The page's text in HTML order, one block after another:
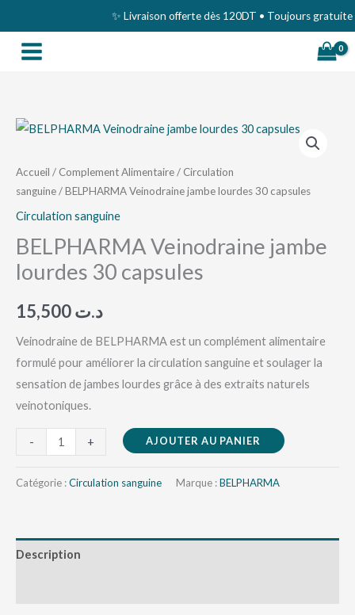
au
contenu
✨ Livraison offerte dès 120DT • Toujours gratuite
Accueil / Complement Alimentaire/ Circulation
sanguine/ BELPHARMA Veinodraine jambe lourdes 30 capsules
Circulation sanguine
BELPHARMA Veinodraine jambe
lourdes 30 capsules
د.ت
Veinodraine de BELPHARMA est un complément alimentaire
formulé pour améliorer la circulation sanguine et soulager la
sensation de jambes lourdes grâce à des extraits naturels
veinotoniques.
-
quantité
BELPHARMA
Veinodraine
jambe
30
capsules
+ AJOUTER AU PANIER
Catégorie :Circulation sanguine Marque :BELPHARMA
Description